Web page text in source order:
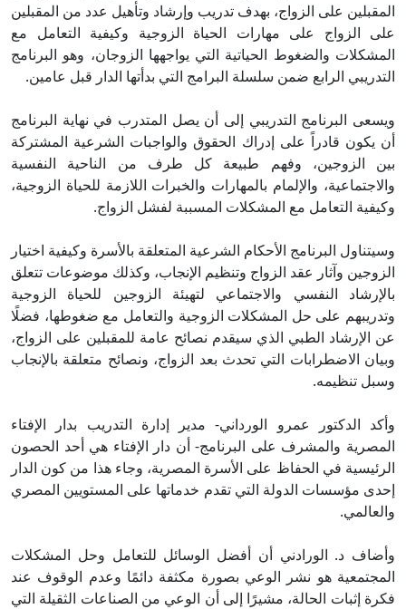
المقبلين على الزواج، بهدف تدريب وإرشاد وتأهيل عدد من المقبلين
على الزواج على مهارات الحياة الزوجية وكيفية التعامل مع
المشكلات والضغوط الحياتية التي يواجهها الزوجان، وهو البرنامج
التدريبي الرابع ضمن سلسلة البرامج التي بدأتها الدار قبل عامين.
ويسعى البرنامج التدريبي إلى أن يصل المتدرب في نهاية البرنامج
أن يكون قادراً على إدراك الحقوق والواجبات الشرعية المشتركة
بين الزوجين، وفهم طبيعة كل طرف من الناحية النفسية
والاجتماعية، والإلمام بالمهارات والخبرات اللازمة للحياة الزوجية،
وكيفية التعامل مع المشكلات المسببة لفشل الزواج.
وسيتناول البرنامج الأحكام الشرعية المتعلقة بالأسرة وكيفية اختيار
الزوجين وآثار عقد الزواج وتنظيم الإنجاب، وكذلك موضوعات تتعلق
بالإرشاد النفسي والاجتماعي لتهيئة الزوجين للحياة الزوجية
وتدريبهم على حل المشكلات الزوجية والتعامل مع ضغوطها، فضلًا
عن الإرشاد الطبي الذي سيقدم نصائح عامة للمقبلين على الزواج،
وبيان الاضطرابات التي تحدث بعد الزواج، ونصائح متعلقة بالإنجاب
وسبل تنظيمه.
وأكد الدكتور عمرو الورداني- مدير إدارة التدريب بدار الإفتاء
المصرية والمشرف على البرنامج- أن دار الإفتاء هي أحد الحصون
الرئيسية في الحفاظ على الأسرة المصرية، وجاء هذا من كون الدار
إحدى مؤسسات الدولة التي تقدم خدماتها على المستويين المصري
والعالمي.
وأضاف د. الورادني أن أفضل الوسائل للتعامل وحل المشكلات
المجتمعية هو نشر الوعي بصورة مكثفة دائمًا وعدم الوقوف عند
فكرة إثبات الحالة، مشيرًا إلى أن الوعي من الصناعات الثقيلة التي